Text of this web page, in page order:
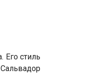
Его стиль